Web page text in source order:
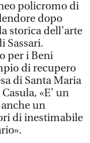
policromo di
dopo
storica dell’arte
Sassari.
per i Beni
di recupero
di Santa Maria
«E’ un
un
di inestimabile